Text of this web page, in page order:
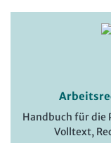
Handbuch für die
Volltext,